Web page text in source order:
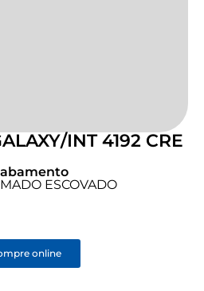
INT 4192 CRE
ESCOVADO
online